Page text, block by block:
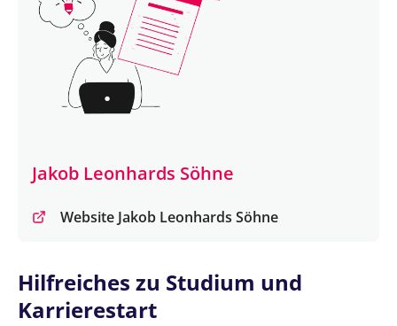
Jakob Leonhards Söhne
Website Jakob Leonhards Söhne
Hilfreiches zu Studium und
Karrierestart